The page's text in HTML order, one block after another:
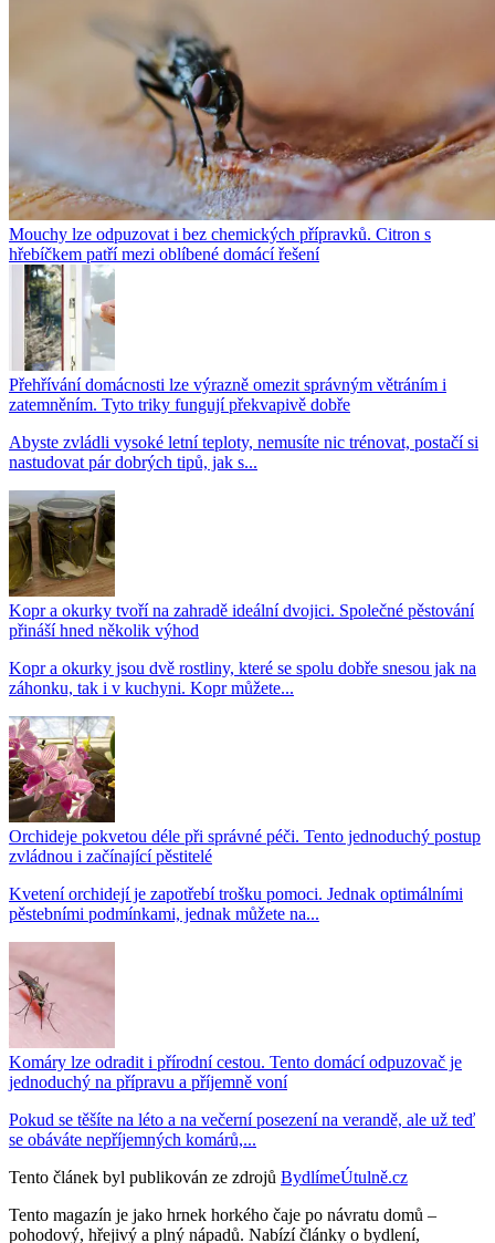
Mouchy lze odpuzovat i bez chemických přípravků. Citron s
hřebíčkem patří mezi oblíbené domácí řešení
Přehřívání domácnosti lze výrazně omezit správným větráním i
zatemněním. Tyto triky fungují překvapivě dobře
Abyste zvládli vysoké letní teploty, nemusíte nic trénovat, postačí si
nastudovat pár dobrých tipů, jak s...
Kopr a okurky tvoří na zahradě ideální dvojici. Společné pěstování
přináší hned několik výhod
Kopr a okurky jsou dvě rostliny, které se spolu dobře snesou jak na
záhonku, tak i v kuchyni. Kopr můžete...
Orchideje pokvetou déle při správné péči. Tento jednoduchý postup
zvládnou i začínající pěstitelé
Kvetení orchidejí je zapotřebí trošku pomoci. Jednak optimálními
pěstebními podmínkami, jednak můžete na...
Komáry lze odradit i přírodní cestou. Tento domácí odpuzovač je
jednoduchý na přípravu a příjemně voní
Pokud se těšíte na léto a na večerní posezení na verandě, ale už teď
se obáváte nepříjemných komárů,...
Tento článek byl publikován ze zdrojů BydlímeÚtulně.cz
Tento magazín je jako hrnek horkého čaje po návratu domů –
pohodový, hřejivý a plný nápadů. Nabízí články o bydlení,